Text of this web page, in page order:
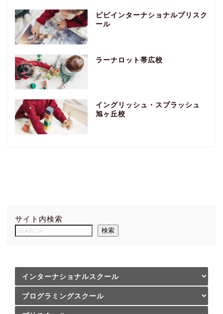
ピピインターナショナルプリスク
ール
ラーナロット帯広校
イングリッシュ・スプラッシュ
旭ヶ丘校
サイト内検索
検索